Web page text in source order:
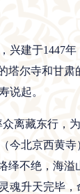
建于1447
尔寺和甘
说起。
离藏东行，
今北京西黄
不绝，海
魂升天完毕